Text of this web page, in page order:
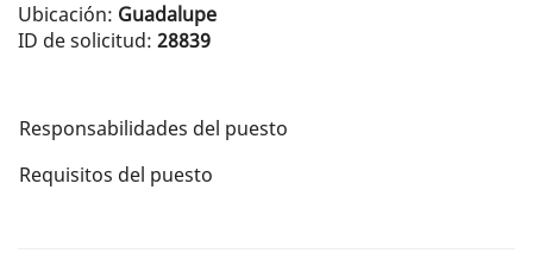
Ubicación: Guadalupe
ID de solicitud: 28839
Responsabilidades del puesto
Requisitos del puesto